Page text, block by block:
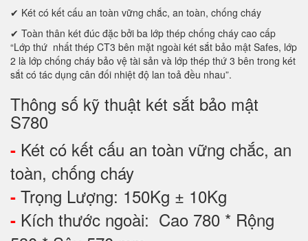
✔ Két có kết cấu an toàn vững chắc, an toàn, chống cháy
✔ Toàn thân két đúc đặc bởi ba lớp thép chống cháy cao cấp
“Lớp thứ nhất thép CT3 bên mặt ngoài két sắt bảo mật Safes, lớp
2 là lớp chống cháy bảo vệ tài sản và lớp thép thứ 3 bên trong két
sắt có tác dụng cân đối nhiệt độ lan toả đều nhau”.
Thông số kỹ thuật két sắt bảo mật
S780
- Két có kết cấu an toàn vững chắc, an
toàn, chống cháy
- Trọng Lượng: 150Kg ± 10Kg
- Kích thước ngoài: Cao 780 * Rộng